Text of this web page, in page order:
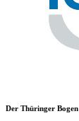
Der Thüringer Bogen